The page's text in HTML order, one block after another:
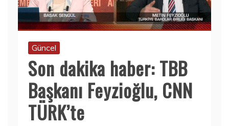
Güncel
Son dakika haber: TBB
Başkanı Feyzioğlu, CNN
TÜRK’te